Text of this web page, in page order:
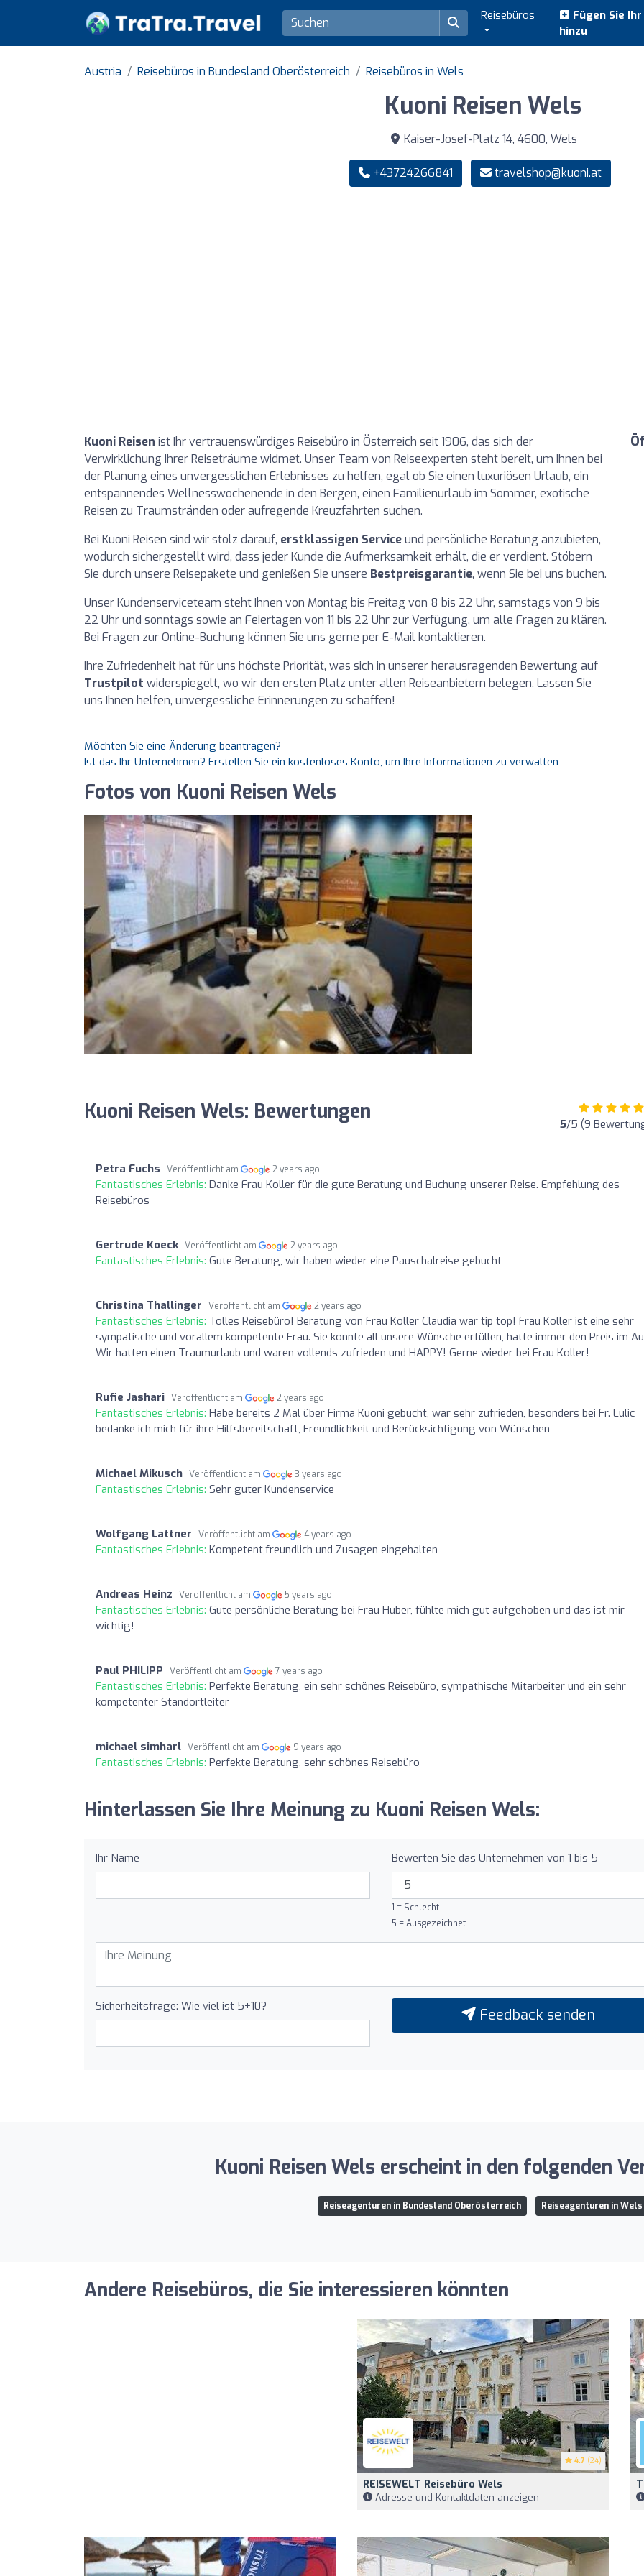
Reisebüros
Fügen Sie
hinzu
Austria Reisebüros in Bundesland Oberösterreich Reisebüros in Wels
Kuoni Reisen Wels
Kaiser-Josef-Platz 14, 4600, Wels
+43724266841 travelshop@kuoni.at
Kuoni Reisen ist Ihr vertrauenswürdiges Reisebüro in Österreich seit 1906, das sich der
Verwirklichung Ihrer Reiseträume widmet. Unser Team von Reiseexperten steht bereit, um Ihnen bei
der Planung eines unvergesslichen Erlebnisses zu helfen, egal ob Sie einen luxuriösen Urlaub, ein
entspannendes Wellnesswochenende in den Bergen, einen Familienurlaub im Sommer, exotische
Reisen zu Traumstränden oder aufregende Kreuzfahrten suchen.
Bei Kuoni Reisen sind wir stolz darauf, erstklassigen Serviceund persönliche Beratung anzubieten,
wodurch sichergestellt wird, dass jeder Kunde die Aufmerksamkeit erhält, die er verdient. Stöbern
Sie durch unsere Reisepakete und genießen Sie unsere Bestpreisgarantie, wenn Sie bei uns buchen.
Unser Kundenserviceteam steht Ihnen von Montag bis Freitag von 8 bis 22 Uhr, samstags von 9 bis
22 Uhr und sonntags sowie an Feiertagen von 11 bis 22 Uhr zur Verfügung, um alle Fragen zu klären.
Bei Fragen zur Online-Buchung können Sie uns gerne per E-Mail kontaktieren.
Ihre Zufriedenheit hat für uns höchste Priorität, was sich in unserer herausragenden Bewertung auf
Trustpilot widerspiegelt, wo wir den ersten Platz unter allen Reiseanbietern belegen. Lassen Sie
uns Ihnen helfen, unvergessliche Erinnerungen zu schaffen!
Möchten Sie eine Änderung beantragen?
Ist das Ihr Unternehmen? Erstellen Sie ein kostenloses Konto, um Ihre Informationen zu verwalten
Fotos von Kuoni Reisen Wels
Kuoni Reisen Wels: Bewertungen 5/5 (9
Petra Fuchs Veröffentlicht am 2 years ago
Fantastisches Erlebnis: Danke Frau Koller für die gute Beratung und Buchung unserer Reise. Empfehlung des
Reisebüros
Gertrude Koeck Veröffentlicht am 2 years ago
Fantastisches Erlebnis: Gute Beratung, wir haben wieder eine Pauschalreise gebucht
Christina Thallinger Veröffentlicht am 2 years ago
Fantastisches Erlebnis: Tolles Reisebüro! Beratung von Frau Koller Claudia war tip top! Frau Koller ist eine sehr
sympatische und vorallem kompetente Frau. Sie konnte all unsere Wünsche erfüllen, hatte immer den Preis im
Wir hatten einen Traumurlaub und waren vollends zufrieden und HAPPY! Gerne wieder bei Frau Koller!
Rufie Jashari Veröffentlicht am 2 years ago
Fantastisches Erlebnis: Habe bereits 2 Mal über Firma Kuoni gebucht, war sehr zufrieden, besonders bei Fr. Lulic
bedanke ich mich für ihre Hilfsbereitschaft, Freundlichkeit und Berücksichtigung von Wünschen
Michael Mikusch Veröffentlicht am 3 years ago
Fantastisches Erlebnis: Sehr guter Kundenservice
Wolfgang Lattner Veröffentlicht am 4 years ago
Fantastisches Erlebnis: Kompetent,freundlich und Zusagen eingehalten
Andreas Heinz Veröffentlicht am 5 years ago
Fantastisches Erlebnis: Gute persönliche Beratung bei Frau Huber, fühlte mich gut aufgehoben und das ist mir
wichtig!
Paul PHILIPP Veröffentlicht am 7 years ago
Fantastisches Erlebnis: Perfekte Beratung, ein sehr schönes Reisebüro, sympathische Mitarbeiter und ein sehr
kompetenter Standortleiter
michael simharl Veröffentlicht am 9 years ago
Fantastisches Erlebnis: Perfekte Beratung, sehr schönes Reisebüro
Hinterlassen Sie Ihre Meinung zu Kuoni Reisen Wels:
Ihr Name Bewerten Sie das Unternehmen von 1 bis 5
1 = Schlecht
5 = Ausgezeichnet
Sicherheitsfrage: Wie viel ist 5+10? Feedback senden
Kuoni Reisen Wels erscheint in den folgenden
Reiseagenturen in Bundesland Oberösterreich Reiseagenturen in Wels
Andere Reisebüros, die Sie interessieren könnten
4.7 (24)
REISEWELT Reisebüro Wels
Adresse und Kontaktdaten anzeigen